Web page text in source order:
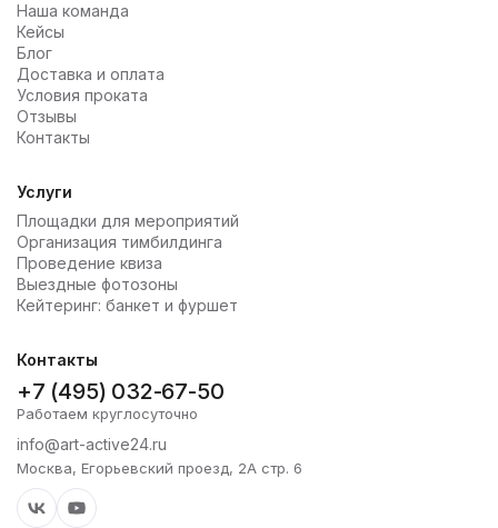
Наша команда
Кейсы
Блог
Доставка и оплата
Условия проката
Отзывы
Контакты
Услуги
Площадки для мероприятий
Организация тимбилдинга
Проведение квиза
Выездные фотозоны
Кейтеринг: банкет и фуршет
Контакты
+7 (495) 032-67-50
Работаем круглосуточно
info@art-active24.ru
Москва, Егорьевский проезд, 2А стр. 6